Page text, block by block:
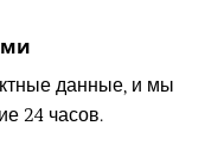
данные, и мы
24 часов.